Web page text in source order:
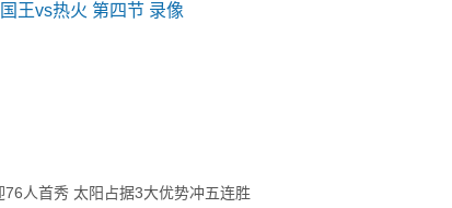
王vs热火 第四节 录像
人首秀 太阳占据3大优势冲五连胜